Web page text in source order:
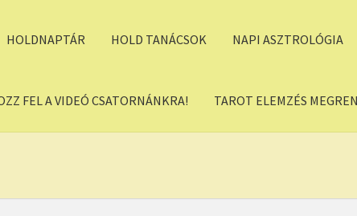
HOLDNAPTÁR HOLD TANÁCSOK NAPI ASZTROLÓGIA
FEL A VIDEÓ CSATORNÁNKRA! TAROT ELEMZÉS